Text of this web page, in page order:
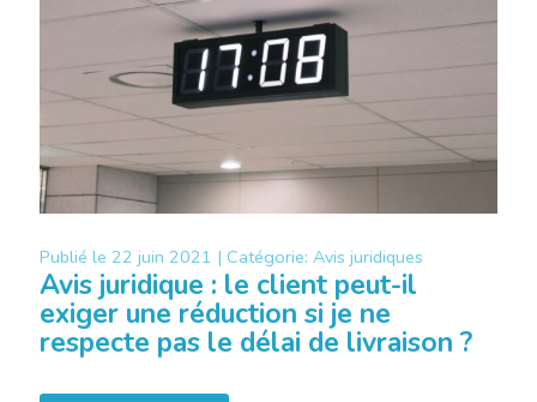
Publié le 22 juin 2021 | Catégorie: Avis juridiques
Avis juridique : le client peut-il
exiger une réduction si je ne
respecte pas le délai de livraison ?